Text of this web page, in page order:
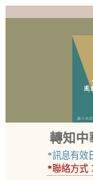
轉知中
*訊息有效
*聯絡方式：